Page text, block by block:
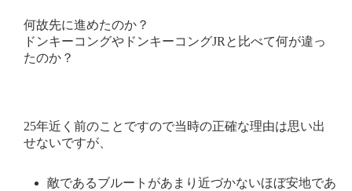
何故先に進めたのか？
ドンキーコングやドンキーコングJRと比べて何が違っ
たのか？
25年近く前のことですので当時の正確な理由は思い出
せないですが、
敵であるブルートがあまり近づかないほぼ安地であ